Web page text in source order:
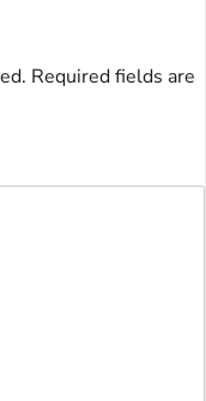
Required fields are